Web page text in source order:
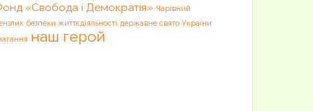
«Свобода і Демократія» Чарівний
безпеки життєдіяльності державне свято України
наш герой